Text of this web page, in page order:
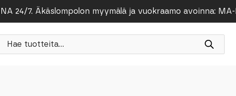
24/7. Äkäslompolon myymälä ja vuokraamo avoinna: MA-
Products
search